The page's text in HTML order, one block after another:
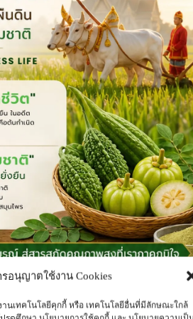
อนุญาตใช้งาน Cookies
านเทคโนโลยีคุกกี้ หรือ เทคโนโลยีอื่นที่มีลักษณะใกล้